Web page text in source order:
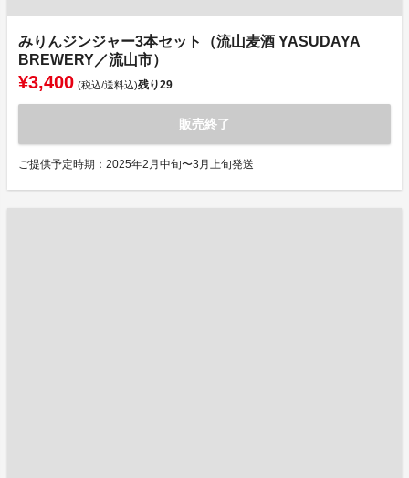
みりんジンジャー3本セット（流山麦酒 YASUDAYA
BREWERY／流山市）
¥3,400 (税込/送料込)残り29
販売終了
ご提供予定時期：2025年2月中旬〜3月上旬発送